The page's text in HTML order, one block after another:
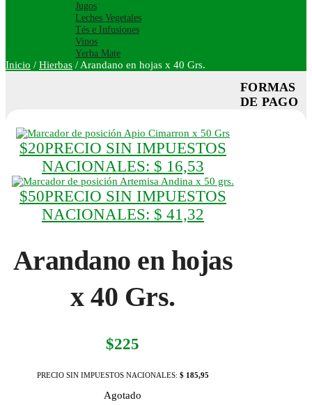
Jugos
Leches Vegetales
Tés e Infusiones
Vinos
Yerba Mate
Inicio / Hierbas / Arandano en hojas x 40 Grs.
Apio Cimarron x 50 Grs
$20PRECIO SIN IMPUESTOS
NACIONALES: $ 16,53
Artemisa Andina x 50 grs.
$50PRECIO SIN IMPUESTOS
NACIONALES: $ 41,32
Arandano en hojas
x 40 Grs.
$225
PRECIO SIN IMPUESTOS NACIONALES: $ 185,95
Agotado
FORMAS
DE PAGO